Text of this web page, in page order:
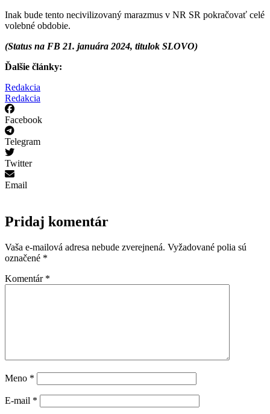
Inak bude tento necivilizovaný marazmus v NR SR pokračovať celé
volebné obdobie.
(Status na FB 21. januára 2024, titulok SLOVO)
Ďalšie články:
Redakcia
Redakcia
Facebook
Telegram
Twitter
Email
Pridaj komentár
Vaša e-mailová adresa nebude zverejnená. Vyžadované polia sú
označené *
Komentár *
Meno *
E-mail *